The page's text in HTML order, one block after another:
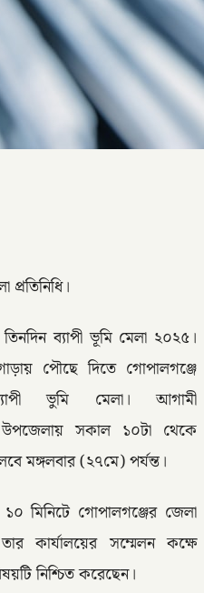
ব্যাপী ভূমি মেলা ২০২৫।
পৌছে দিতে গোপালগঞ্জে
ভুমি মেলা। আগামী
উপজেলায় সকাল ১০টা থেকে
মঙ্গলবার (২৭মে) পর্যন্ত।
মিনিটে গোপালগঞ্জের জেলা
কার্যালয়ের সম্মেলন কক্ষে
নিশ্চিত করেছেন।